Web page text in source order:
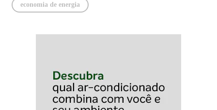
economia de energia